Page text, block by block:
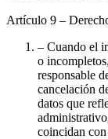
Artículo 9 –
– Cuando el
o
responsable
cancelación
datos que
coincidan con